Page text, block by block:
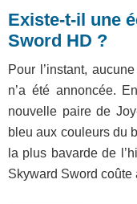
Existe-t-il une
Sword HD ?
Pour l’instant,
n’a été annoncée.
nouvelle paire de
bleu aux couleurs du
la plus bavarde de
Skyward Sword coûte